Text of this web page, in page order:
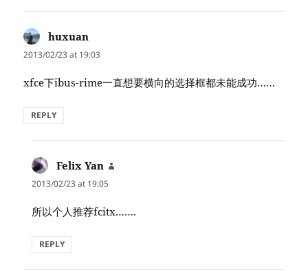
huxuan
2013/02/23 at 19:03
xfce下ibus-rime一直想要横向的选择框都未能成功……
REPLY
Felix Yan
2013/02/23 at 19:05
所以个人推荐fcitx…….
REPLY